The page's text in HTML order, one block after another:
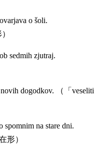
o šoli.
sedmih zjutraj.
dogodkov. （「veseliti
spomnim na stare dni.
形）